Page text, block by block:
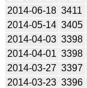
2014-06-18 3411
2014-05-14 3405
2014-04-03 3398
2014-04-01 3398
2014-03-27 3397
2014-03-23 3396